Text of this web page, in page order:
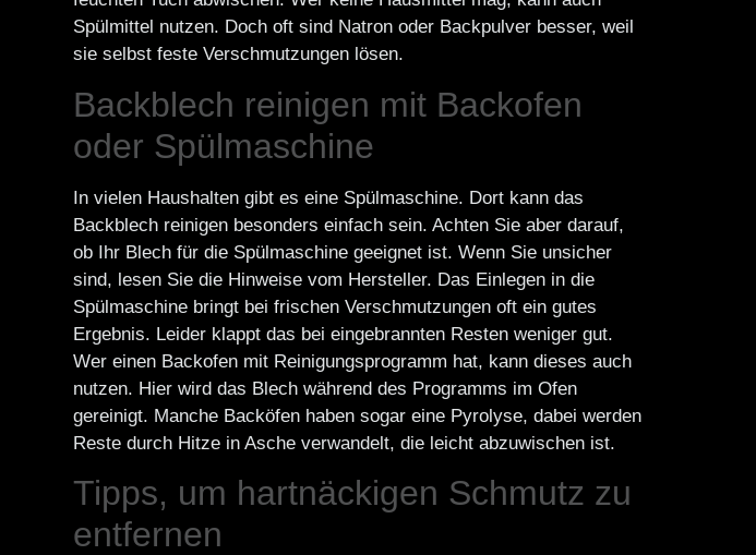
Spülmittel nutzen. Doch oft sind Natron oder Backpulver besser, weil
sie selbst feste Verschmutzungen lösen.
Backblech reinigen mit Backofen
oder Spülmaschine
In vielen Haushalten gibt es eine Spülmaschine. Dort kann das
Backblech reinigen besonders einfach sein. Achten Sie aber darauf,
ob Ihr Blech für die Spülmaschine geeignet ist. Wenn Sie unsicher
sind, lesen Sie die Hinweise vom Hersteller. Das Einlegen in die
Spülmaschine bringt bei frischen Verschmutzungen oft ein gutes
Ergebnis. Leider klappt das bei eingebrannten Resten weniger gut.
Wer einen Backofen mit Reinigungsprogramm hat, kann dieses auch
nutzen. Hier wird das Blech während des Programms im Ofen
gereinigt. Manche Backöfen haben sogar eine Pyrolyse, dabei werden
Reste durch Hitze in Asche verwandelt, die leicht abzuwischen ist.
Tipps, um hartnäckigen Schmutz zu
entfernen